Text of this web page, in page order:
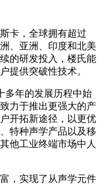
卡，全球拥有超过
、亚洲、印度和北美
的研发投入，楼氏能
提供突破性技术。
多年的发展历程中始
力于推出更强大的产
开拓新途径，以更优
特种声学产品以及移
他工业终端市场中人
，实现了从声学元件